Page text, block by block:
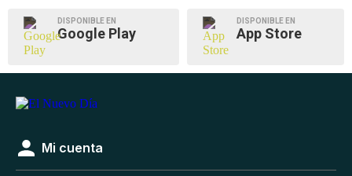
DISPONIBLE EN
Google Play
DISPONIBLE EN
App Store
Mi cuenta